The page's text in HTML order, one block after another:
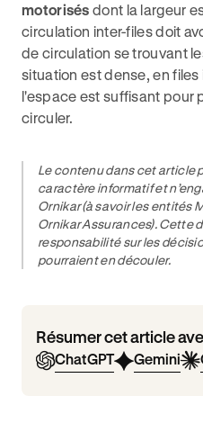
motorisés dont la largeur
circulation inter-files doit
de circulation se trouvant
situation est dense, en
l'espace est suffisant pour
circuler.
Le contenu dans cet article
caractère informatif et
Ornikar (à savoir les entités
Ornikar Assurances). Cette
responsabilité sur les
pourraient en découler.
Résumer cet article
ChatGPT Gemini